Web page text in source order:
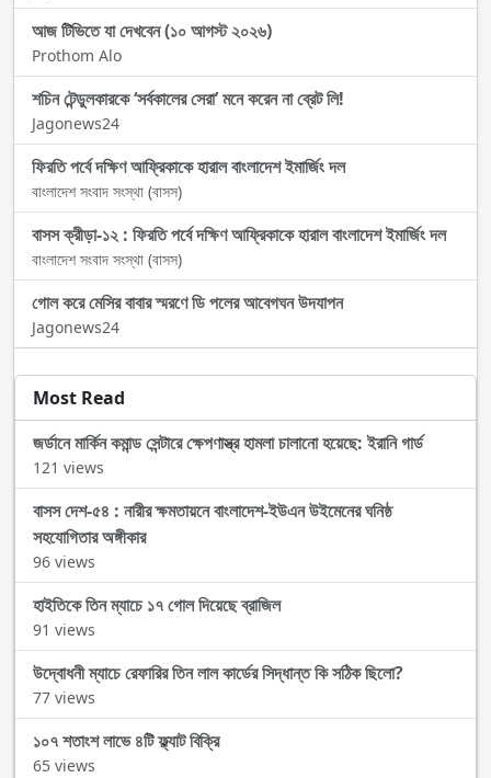
আজ টিভিতে যা দেখবেন (১০ আগস্ট ২০২৬)
Prothom Alo
শচিন টেন্ডুলকারকে ‘সর্বকালের সেরা’ মনে করেন না ব্রেট লি!
Jagonews24
ফিরতি পর্বে দক্ষিণ আফ্রিকাকে হারাল বাংলাদেশ ইমার্জিং দল
বাংলাদেশ সংবাদ সংস্থা (বাসস)
বাসস ক্রীড়া-১২ : ফিরতি পর্বে দক্ষিণ আফ্রিকাকে হারাল বাংলাদেশ ইমার্জিং দল
বাংলাদেশ সংবাদ সংস্থা (বাসস)
গোল করে মেসির বাবার স্মরণে ডি পলের আবেগঘন উদযাপন
Jagonews24
Most Read
জর্ডানে মার্কিন কমান্ড সেন্টারে ক্ষেপণাস্ত্র হামলা চালানো হয়েছে: ইরানি গার্ড
121 views
বাসস দেশ-৫৪ : নারীর ক্ষমতায়নে বাংলাদেশ-ইউএন উইমেনের ঘনিষ্ঠ
সহযোগিতার অঙ্গীকার
96 views
হাইতিকে তিন ম্যাচে ১৭ গোল দিয়েছে ব্রাজিল
91 views
উদ্বোধনী ম্যাচে রেফারির তিন লাল কার্ডের সিদ্ধান্ত কি সঠিক ছিলো?
77 views
১০৭ শতাংশ লাভে ৪টি ফ্ল্যাট বিক্রি
65 views